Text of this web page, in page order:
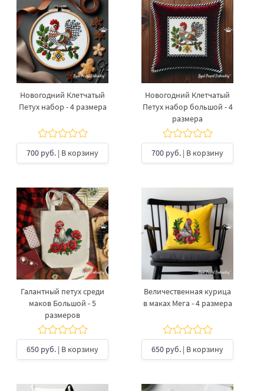
Новогодний Клетчатый
Петух набор - 4 размера
700 руб. | В корзину
Новогодний Клетчатый
Петух набор большой - 4
размера
700 руб. | В корзину
Галантный петух среди
маков Большой - 5
размеров
650 руб. | В корзину
Величественная курица
в маках Мега - 4 размера
650 руб. | В корзину